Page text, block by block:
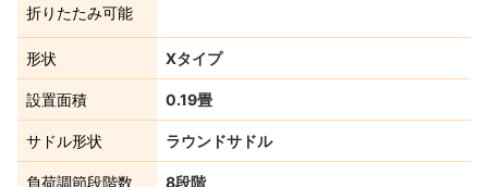
折りたたみ可能
形状 Xタイプ
設置面積 0.19畳
サドル形状 ラウンドサドル
負荷調節段階数 8段階